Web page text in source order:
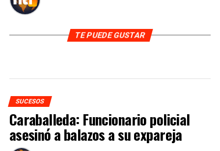
TE PUEDE GUSTAR
SUCESOS
Caraballeda: Funcionario policial
asesinó a balazos a su expareja